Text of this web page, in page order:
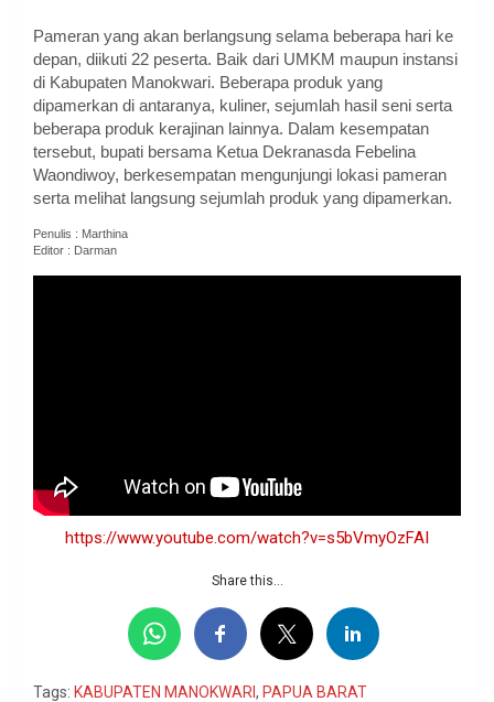
Pameran yang akan berlangsung selama beberapa hari ke
depan, diikuti 22 peserta. Baik dari UMKM maupun instansi
di Kabupaten Manokwari. Beberapa produk yang
dipamerkan di antaranya, kuliner, sejumlah hasil seni serta
beberapa produk kerajinan lainnya. Dalam kesempatan
tersebut, bupati bersama Ketua Dekranasda Febelina
Waondiwoy, berkesempatan mengunjungi lokasi pameran
serta melihat langsung sejumlah produk yang dipamerkan.
Penulis : Marthina
Editor : Darman
https://www.youtube.com/watch?v=s5bVmyOzFAI
Share this...
Tags: KABUPATEN MANOKWARI , PAPUA BARAT